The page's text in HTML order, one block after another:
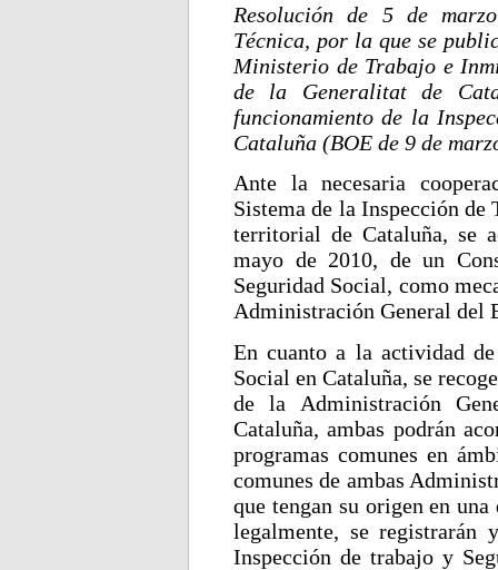
Resolución de 5 de
Técnica, por la que se
Ministerio de Trabajo e
de la Generalitat de
funcionamiento de la
Cataluña (BOE de 9 de
Ante la necesaria
Sistema de la Inspección
territorial de Cataluña, se
mayo de 2010, de un
Seguridad Social, como
Administración General del
En cuanto a la actividad
Social en Cataluña, se
de la Administración
Cataluña, ambas podrán
programas comunes en
comunes de ambas
que tengan su origen en
legalmente, se registrarán
Inspección de trabajo y